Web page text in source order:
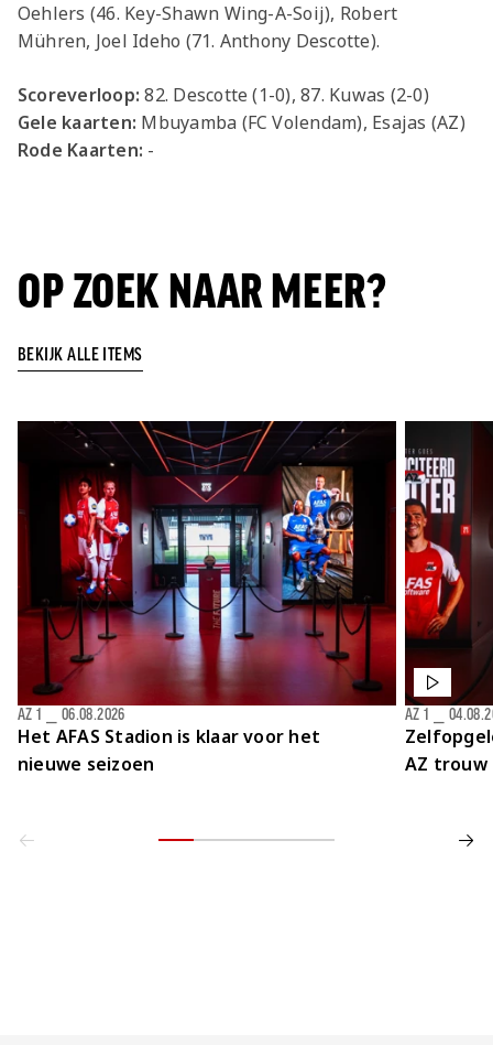
Oehlers (46. Key-Shawn Wing-A-Soij), Robert
Mühren, Joel Ideho (71. Anthony Descotte).
Scoreverloop:82. Descotte (1-0), 87. Kuwas (2-0)
Gele kaarten: Mbuyamba (FC Volendam), Esajas (AZ)
Rode Kaarten: -
OP ZOEK NAAR MEER?
BEKIJK ALLE ITEMS
Het AFAS Stadion is klaar voor het
nieuwe seizoen
AZ 1 06.08.2026
AZ trouw
AZ 1